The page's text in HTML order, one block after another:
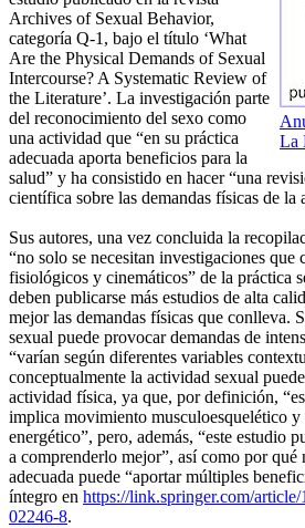
La
Archives of Sexual Behavior,
categoría Q-1, bajo el título ‘What
Are the Physical Demands of Sexual
Intercourse? A Systematic Review of
the Literature’. La investigación parte
del reconocimiento del sexo como
una actividad que “en su práctica
adecuada aporta beneficios para la
salud” y ha consistido en hacer “una
científica sobre las demandas físicas de
Sus autores, una vez concluida la
“no solo se necesitan investigaciones que
fisiológicos y cinemáticos” de la práctica
deben publicarse más estudios de alta
mejor las demandas físicas que conlleva.
sexual puede provocar demandas de
“varían según diferentes variables
conceptualmente la actividad sexual
actividad física, ya que, por definición,
implica movimiento musculoesquelético y
energético”, pero, además, “este estudio
a comprenderlo mejor”, así como por qué
adecuada puede “aportar múltiples
íntegro en https://link.springer.com/
02246-8.